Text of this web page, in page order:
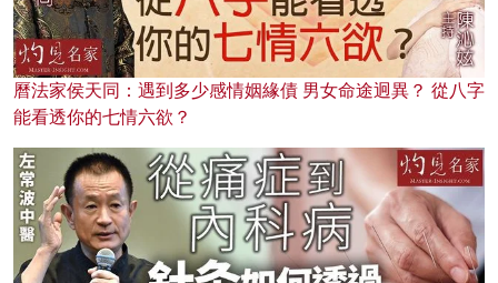
曆法家侯天同：遇到多少感情姻緣債 男女命途迥異？ 從八字
能看透你的七情六欲？